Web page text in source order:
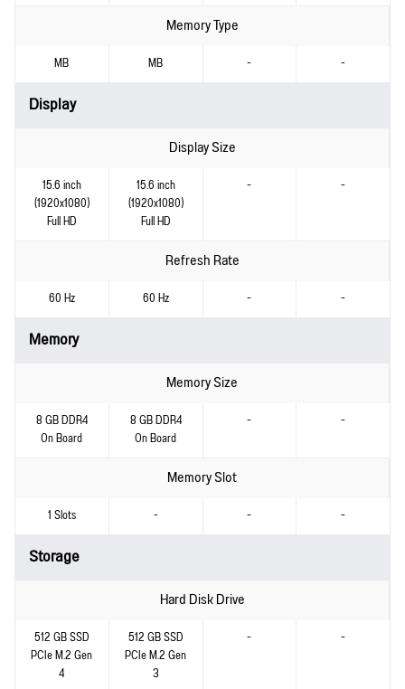
Memory Type
MB MB - -
Display
Display Size
15.6 inch
(1920x1080)
Full HD
15.6 inch
(1920x1080)
Full HD
- -
Refresh Rate
60 Hz 60 Hz - -
Memory
Memory Size
8 GB DDR4
On Board
8 GB DDR4
On Board
- -
Memory Slot
1 Slots - - -
Storage
Hard Disk Drive
512 GB SSD
PCIe M.2 Gen
4
512 GB SSD
PCIe M.2 Gen
3
- -